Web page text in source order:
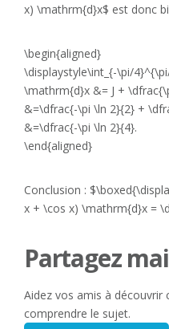
x) \mathrm{d}x$ est donc
\begin{aligned}
\displaystyle\int_{-\pi/
\mathrm{d}x &= J +
&=\dfrac{-\pi \ln 2}{2} +
&=\dfrac{-\pi \ln 2}{4}.
\end{aligned}
Conclusion :
x + \cos x) \mathrm{d}x =
Partagez
Aidez vos amis à découvrir
comprendre le sujet.